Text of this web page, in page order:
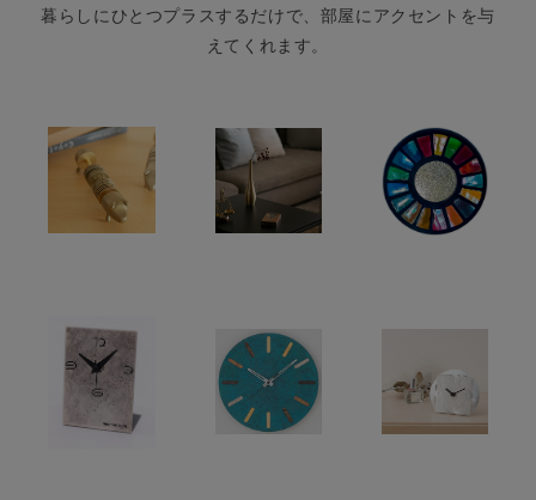
暮らしにひとつプラスするだけで、部屋にアクセントを与
えてくれます。